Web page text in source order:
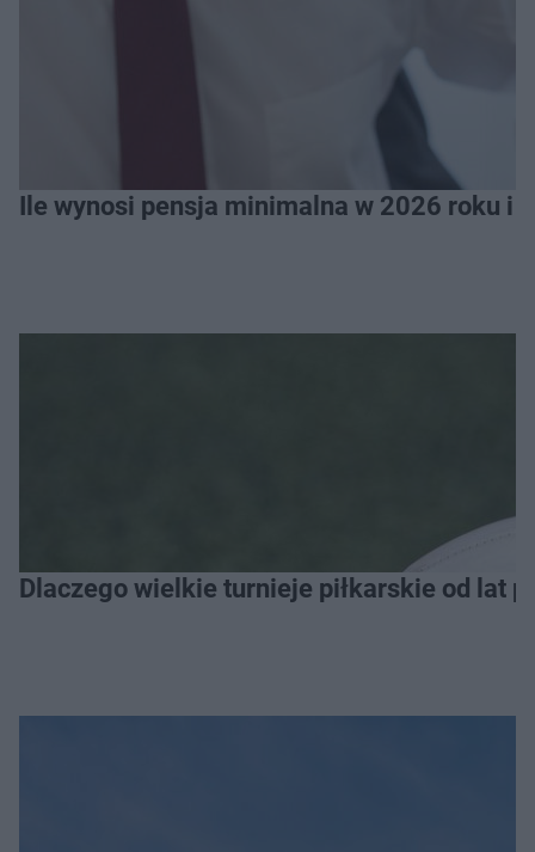
Ile wynosi pensja minimalna w 2026 roku i
Dlaczego wielkie turnieje piłkarskie od lat